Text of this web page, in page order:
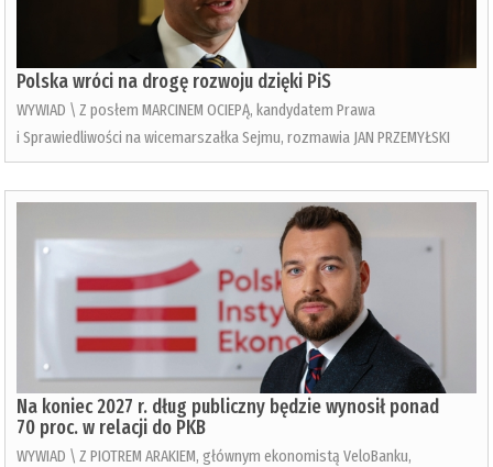
Polska wróci na drogę rozwoju dzięki PiS
WYWIAD \ Z posłem MARCINEM OCIEPĄ, kandydatem Prawa
i Sprawiedliwości na wicemarszałka Sejmu, rozmawia JAN PRZEMYŁSKI
Na koniec 2027 r. dług publiczny będzie wynosił ponad
70 proc. w relacji do PKB
WYWIAD \ Z PIOTREM ARAKIEM, głównym ekonomistą VeloBanku,